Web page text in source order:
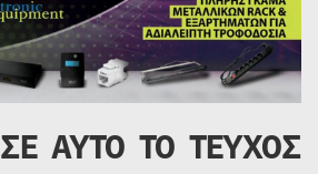
ΣΕ ΑΥΤΟ ΤΟ ΤΕΥΧΟΣ